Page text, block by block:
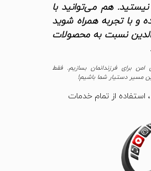
هم می‌توانید با
و با تجربه همراه شوید
نسبت به محصولات
برای فرزندانمان بسازیم. فقط
مسیر دستیار شما باشیم!
از تمام خدمات